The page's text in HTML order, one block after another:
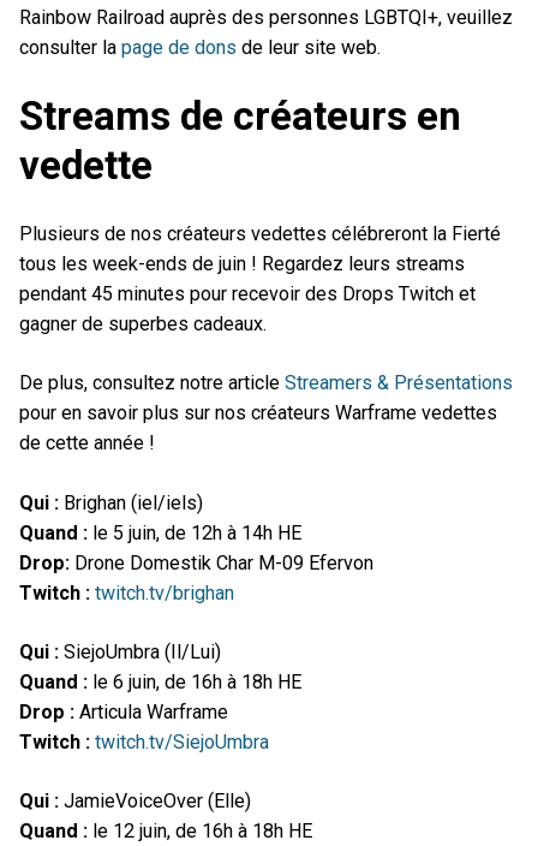
Rainbow Railroad auprès des personnes LGBTQI+, veuillez
consulter la page de dons de leur site web.
Streams de créateurs en
vedette
Plusieurs de nos créateurs vedettes célébreront la Fierté
tous les week-ends de juin ! Regardez leurs streams
pendant 45 minutes pour recevoir des Drops Twitch et
gagner de superbes cadeaux.
De plus, consultez notre article Streamers & Présentations
pour en savoir plus sur nos créateurs Warframe vedettes
de cette année !
Qui : Brighan (iel/iels)
Quand : le 5 juin, de 12h à 14h HE
Drop: Drone Domestik Char M-09 Efervon
Twitch : twitch.tv/brighan
Qui : SiejoUmbra (Il/Lui)
Quand : le 6 juin, de 16h à 18h HE
Drop : Articula Warframe
Twitch : twitch.tv/SiejoUmbra
Qui : JamieVoiceOver (Elle)
Quand : le 12 juin, de 16h à 18h HE